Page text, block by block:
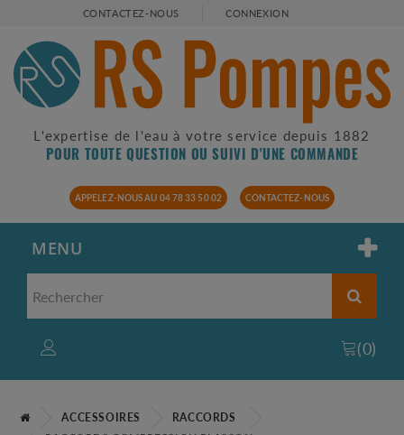
CONTACTEZ-NOUS CONNEXION
L'expertise de l'eau à votre service depuis 1882
POUR TOUTE QUESTION OU SUIVI D'UNE COMMANDE
APPELEZ-NOUS AU 04 78 33 50 02 CONTACTEZ-NOUS
MENU
(0)
ACCESSOIRES
RACCORDS